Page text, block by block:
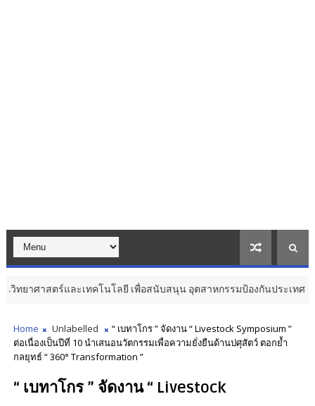
เทคโนโลยี เพื่อสนับสนุน อุตสาหกรรมป้องกันประเทศ ... สุขภาพ
Home Unlabelled
“ เบทาโกร ” จัดงาน “ Livestock Symposium ”
ต่อเนื่องเป็นปีที่ 10 นำเสนอนวัตกรรมเพื่อความยั่งยืนด้านปศุสัตว์ ตอกย้ำ
กลยุทธ์ “ 360° Transformation ”
“ เบทาโกร ” จัดงาน “ Livestock